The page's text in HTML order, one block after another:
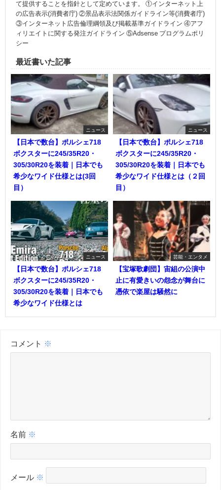
て提供することを指針として定めています。 ①インターネット上
の広告表示(消費者庁) ②景品表示法関係ガイドライン等(消費者庁)
③インターネット広告倫理綱領及び掲載基準ガイドライン ④アフ
ィリエイトに関する発注ガイドライン ⑤Adsense プログラムポリ
シー
最近書いた記事
ニュース
【日本で数台】ポルシェ718
ボクスターに245/35R20・
305/30R20を装着｜日本でも
希少なワイド仕様とは(3回
目）
ニュース
【日本で数台】ポルシェ718
ボクスターに245/35R20・
305/30R20を装着｜日本でも
希少なワイド仕様とは（２回
目）
ニュース
【日本で数台】ポルシェ718
ボクスターに245/35R20・
305/30R20を装着｜日本でも
希少なワイド仕様とは
芸能・エンタメ
【宝塚歌劇団】宙組の公演中
止に有愛きいの怨念が舞台に
憑依で楽屋は騒然に
コメント ※
名前 ※
メール ※